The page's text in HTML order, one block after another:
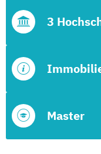
Master
3